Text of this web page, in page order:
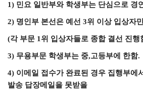
1) 민요 일반부와 학생부는 단심으로 경
2) 명인부 본선은 예선 3위 이상 입상자
(각 부문 1 위 입상자들로 종합 결선 진행
3) 무용부문 학생부는 중,고등부에 한함.
4) 이메일 접수가 완료된 경우 집행부에
발송 답장메일을 못받을